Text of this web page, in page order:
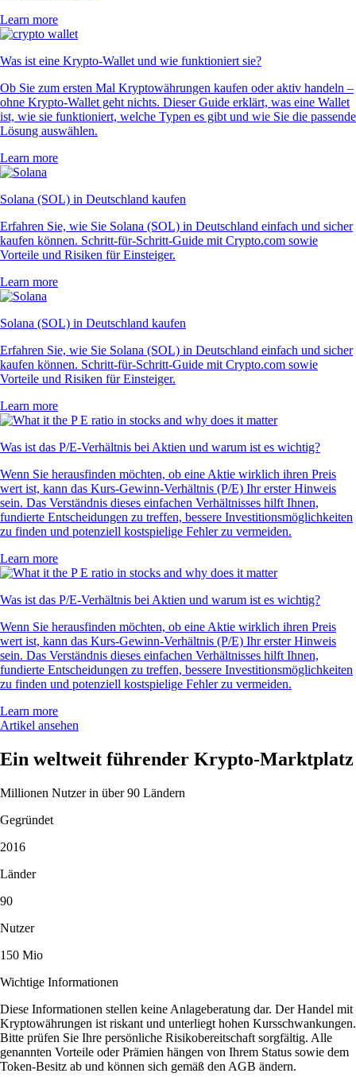
Learn more
Was ist eine Krypto-Wallet und wie funktioniert sie?
Ob Sie zum ersten Mal Kryptowährungen kaufen oder aktiv handeln –
ohne Krypto-Wallet geht nichts. Dieser Guide erklärt, was eine Wallet
ist, wie sie funktioniert, welche Typen es gibt und wie Sie die passende
Lösung auswählen.
Learn more
Solana (SOL) in Deutschland kaufen
Erfahren Sie, wie Sie Solana (SOL) in Deutschland einfach und sicher
kaufen können. Schritt-für-Schritt-Guide mit Crypto.com sowie
Vorteile und Risiken für Einsteiger.
Learn more
Solana (SOL) in Deutschland kaufen
Erfahren Sie, wie Sie Solana (SOL) in Deutschland einfach und sicher
kaufen können. Schritt-für-Schritt-Guide mit Crypto.com sowie
Vorteile und Risiken für Einsteiger.
Learn more
Was ist das P/E-Verhältnis bei Aktien und warum ist es wichtig?
Wenn Sie herausfinden möchten, ob eine Aktie wirklich ihren Preis
wert ist, kann das Kurs-Gewinn-Verhältnis (P/E) Ihr erster Hinweis
sein. Das Verständnis dieses einfachen Verhältnisses hilft Ihnen,
fundierte Entscheidungen zu treffen, bessere Investitionsmöglichkeiten
zu finden und potenziell kostspielige Fehler zu vermeiden.
Learn more
Was ist das P/E-Verhältnis bei Aktien und warum ist es wichtig?
Wenn Sie herausfinden möchten, ob eine Aktie wirklich ihren Preis
wert ist, kann das Kurs-Gewinn-Verhältnis (P/E) Ihr erster Hinweis
sein. Das Verständnis dieses einfachen Verhältnisses hilft Ihnen,
fundierte Entscheidungen zu treffen, bessere Investitionsmöglichkeiten
zu finden und potenziell kostspielige Fehler zu vermeiden.
Learn more
Artikel ansehen
Ein weltweit führender Krypto-Marktplatz
Millionen Nutzer in über 90 Ländern
Gegründet
2016
Länder
90
Nutzer
150 Mio
Wichtige Informationen
Diese Informationen stellen keine Anlageberatung dar. Der Handel mit
Kryptowährungen ist riskant und unterliegt hohen Kursschwankungen.
Bitte prüfen Sie Ihre persönliche Risikobereitschaft sorgfältig. Alle
genannten Vorteile oder Prämien hängen von Ihrem Status sowie dem
Token-Besitz ab und können sich gemäß den AGB ändern.